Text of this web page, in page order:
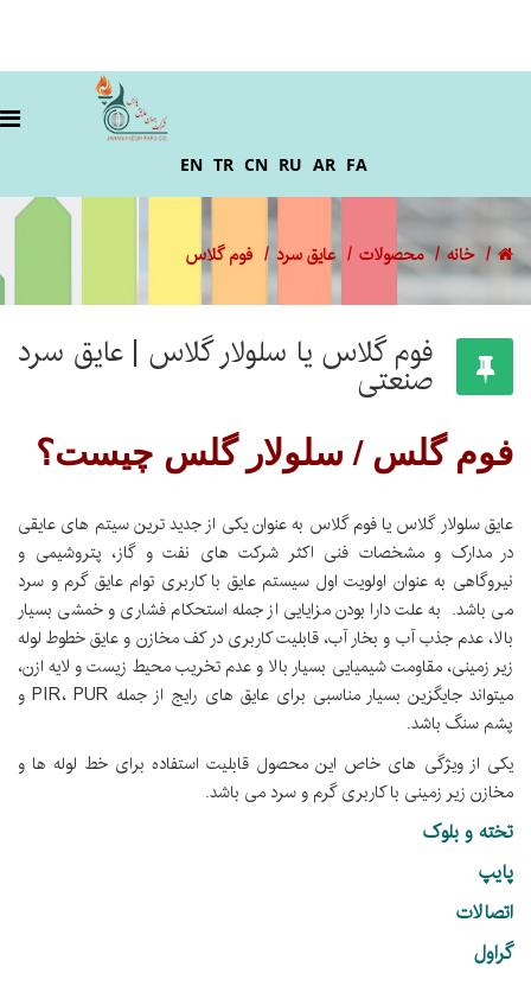
FA
AR
RU
CN
TR
EN
خانه محصولات عایق سرد فوم گلاس
فوم گلاس یا سلولار گلاس | عایق سرد
صنعتی
فوم گلس / سلولار گلس چیست؟
عایق سلولار گلاس یا فوم گلاس به عنوان یکی از جدید ترین سیتم های عایقی
در مدارک و مشخصات فنی اکثر شرکت های نفت و گاز، پتروشیمی و
نیروگاهی به عنوان اولویت اول سیستم عایق با کاربری توام عایق گرم و سرد
می باشد. به علت دارا بودن مزایایی از جمله استحکام فشاری و خمشی بسیار
بالا، عدم جذب آب و بخار آب، قابلیت کاربری در کف مخازن و عایق خطوط لوله
زیر زمینی، مقاومت شیمیایی بسیار بالا و عدم تخریب محیط زیست و لایه ازن،
میتواند جایگزین بسیار مناسبی برای عایق های رایج از جمله PIR، PUR و
پشم سنگ باشد.
یکی از ویژگی های خاص این محصول قابلیت استفاده برای خط لوله ها و
مخازن زیر زمینی با کاربری گرم و سرد می باشد.
تخته و بلوک
پایپ
اتصالات
گراول